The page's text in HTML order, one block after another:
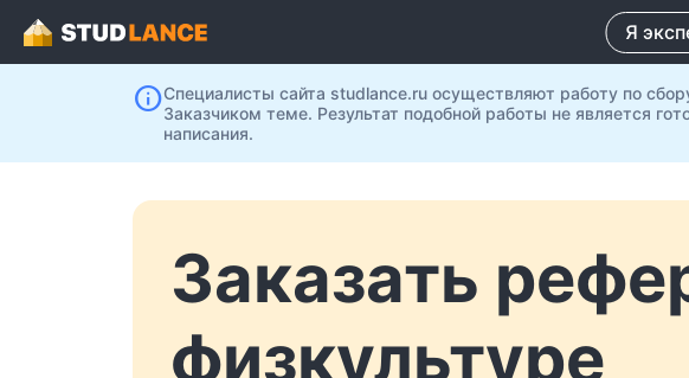
Я
infoСпециалисты сайта studlance.ru осуществляют работу по
Заказчиком теме. Результат подобной работы не является
написания.
Заказать
физкультуре